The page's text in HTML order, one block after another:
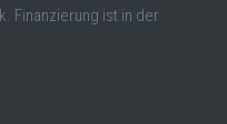
Finanzierung ist in der